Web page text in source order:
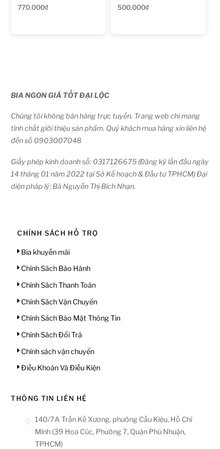
770.000₫ 500.000₫
BIA NGON GIÁ TỐT ĐẠI LỘC
Chúng tôi không bán hàng trực tuyến. Trang web chỉ mang
tính chất giới thiệu sản phẩm. Quý khách mua hàng xin liên hệ
đến số 0903007048
Giấy phép kinh doanh số: 0317126675 (Đăng ký lần đầu ngày
14 tháng 01 năm 2022 tại Sở Kế hoạch & Đầu tư TPHCM) Đại
diện pháp lý: Bà Nguyễn Thị Bích Nhạn.
CHÍNH SÁCH HỖ TRỢ
Bia khuyến mãi
Chính Sách Bảo Hành
Chính Sách Thanh Toán
Chính Sách Vận Chuyển
Chính Sách Bảo Mật Thông Tin
Chính Sách Đổi Trả
Chính sách vận chuyển
Điều Khoản Và Điều Kiện
THÔNG TIN LIÊN HỆ
140/7A Trần Kế Xương, phường Cầu Kiệu, Hồ Chí
Minh (39 Hoa Cúc, Phường 7, Quận Phú Nhuận,
TPHCM)